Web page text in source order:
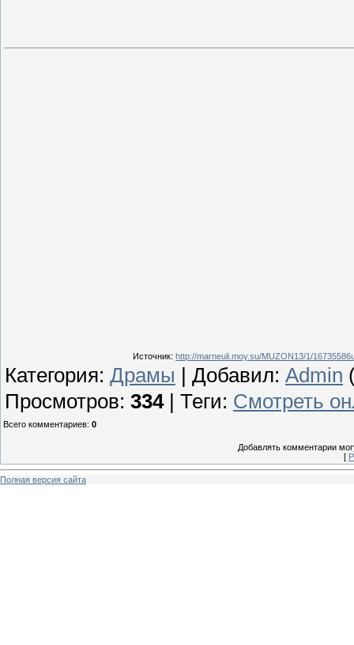
Источник: http://marneuli.moy.su/MUZON13/1/
Категория: Драмы Добавил: Admin
Просмотров: 334| Теги: Смотреть
Всего комментариев: 0
Добавлять комментарии
[
Полная версия сайта